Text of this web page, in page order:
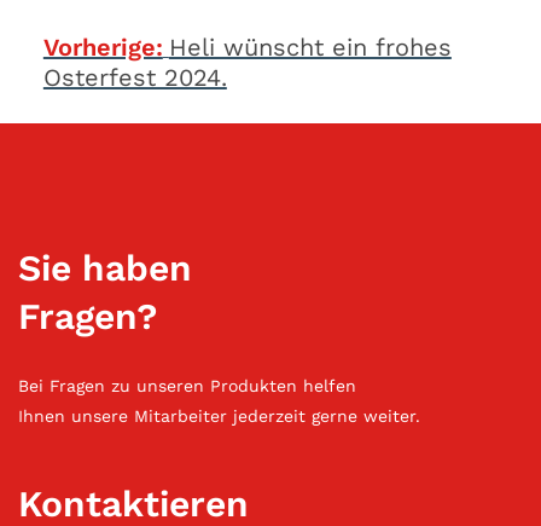
Beitragsnavigation
Vorherige: Heli wünscht ein frohes
Osterfest 2024.
Sie haben
Fragen?
Bei Fragen zu unseren Produkten helfen
Ihnen unsere Mitarbeiter jederzeit gerne weiter.
Kontaktieren